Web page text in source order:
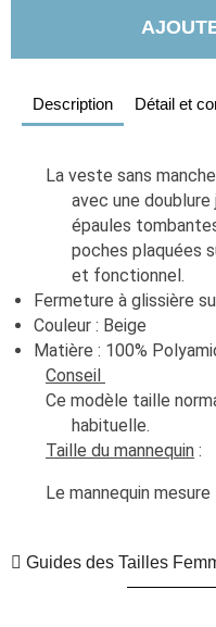
Description Détail et
La veste sans
avec une
épaules
poches plaquées
et fonctionnel.
Fermeture à glissière
Couleur : Beige
Matière : 100%
Conseil
Ce modèle taille
habituelle.
Taille du mannequin :
Le mannequin
Guides des Tailles